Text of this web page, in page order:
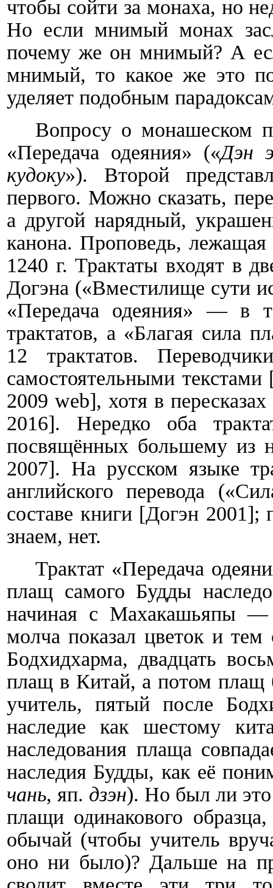
чтобы сойти за монаха, но
Но если мнимый монах
почему же он мнимый? А
мнимый, то какое же это
уделяет подобным
Вопросу о монашеском
«Передача одеяния» («Дэн
кудоку»). Второй
первого. Можно сказать,
а другой нарядный,
канона. Проповедь, лежащая
1240 г. Трактаты входят в
Догэна («Вместилище сути
«Передача одеяния» — в
трактатов, а «Благая сила
12 трактатов.
самостоятельными текстами
2009web], хотя в
2016]. Нередко оба
посвящённых большему из
2007]. На русском языке
английского перевода
составе книги [Догэн 2001];
знаем, нет.
Трактат «Передача
плащ самого Будды
начиная с Махакашьяпы —
молча показал цветок и
Бодхидхарма, двадцать
плащ в Китай, а потом плащ
учитель, пятый после
наследие как шестому
наследования плаща
наследия Будды, как её
чань, яп. дзэн). Но был ли
плащи одинакового
обычай (чтобы учитель
оно ни было)? Дальше на